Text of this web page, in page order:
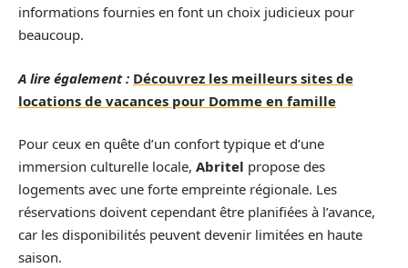
informations fournies en font un choix judicieux pour
beaucoup.
A lire également : Découvrez les meilleurs sites de
locations de vacances pour Domme en famille
Pour ceux en quête d’un confort typique et d’une
immersion culturelle locale, Abritel propose des
logements avec une forte empreinte régionale. Les
réservations doivent cependant être planifiées à l’avance,
car les disponibilités peuvent devenir limitées en haute
saison.